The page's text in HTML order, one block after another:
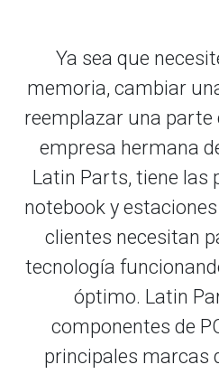
Ya sea que
memoria, cambiar
reemplazar una parte
empresa hermana
Latin Parts, tiene las
notebook y
clientes necesitan
tecnología
óptimo. Latin
componentes de
principales marcas